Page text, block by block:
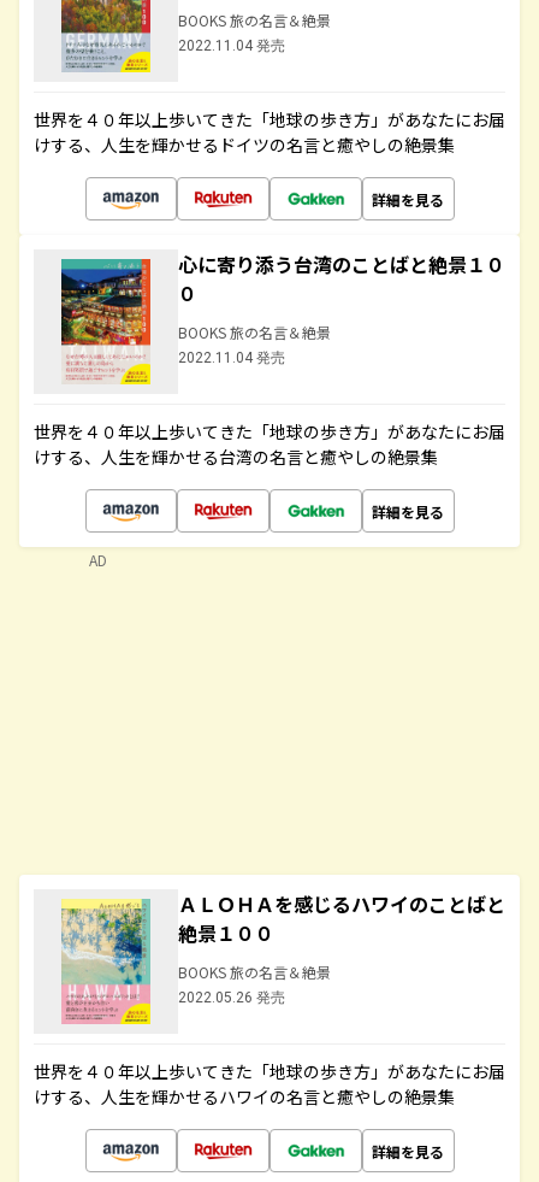
BOOKS 旅の名言＆絶景
2022.11.04 発売
世界を４０年以上歩いてきた「地球の歩き方」があなたにお届
けする、人生を輝かせるドイツの名言と癒やしの絶景集
詳細を見る
心に寄り添う台湾のことばと絶景１０
０
BOOKS 旅の名言＆絶景
2022.11.04 発売
世界を４０年以上歩いてきた「地球の歩き方」があなたにお届
けする、人生を輝かせる台湾の名言と癒やしの絶景集
詳細を見る
ＡＬＯＨＡを感じるハワイのことばと
絶景１００
BOOKS 旅の名言＆絶景
2022.05.26 発売
世界を４０年以上歩いてきた「地球の歩き方」があなたにお届
けする、人生を輝かせるハワイの名言と癒やしの絶景集
詳細を見る
AD